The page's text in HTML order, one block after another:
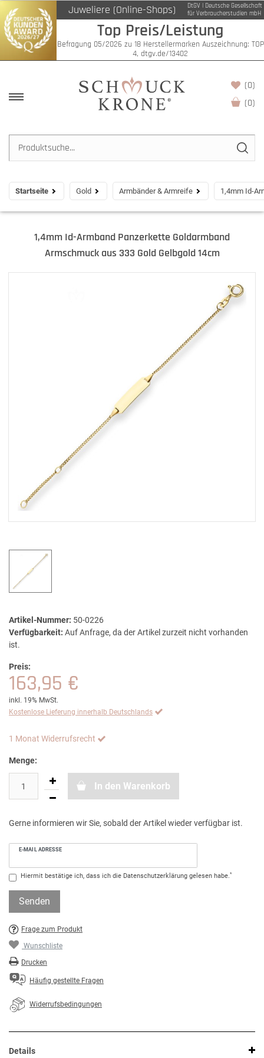
Juweliere (Online-Shops)
DtGV | Deutsche Gesellschaft
für Verbraucherstudien mbH
Top Preis/Leistung
Befragung 05/2026 zu 18 Herstellermarken Auszeichnung: TOP
4, dtgv.de/13402
(0)
(0)
Startseite Gold Armbänder & Armreife 1,4mm Id-
1,4mm Id-Armband Panzerkette Goldarmband
Armschmuck aus 333 Gold Gelbgold 14cm
Artikel-Nummer: 50-0226
Verfügbarkeit: Auf Anfrage, da der Artikel zurzeit nicht vorhanden
ist.
Preis:
163,95 €
inkl. 19% MwSt.
Kostenlose Lieferung innerhalb Deutschlands
1 Monat Widerrufsrecht
Menge:
In den Warenkorb
Gerne informieren wir Sie, sobald der Artikel wieder verfügbar ist.
E-MAIL ADRESSE
Hiermit bestätige ich, dass ich die Daten­schutz­erklärung gelesen habe.*
Senden
Frage zum Produkt
Wunschliste
Drucken
Häufig gestellte Fragen
Widerrufsbedingungen
Details